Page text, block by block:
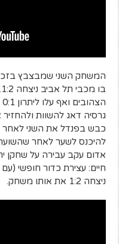
גרסיה דאג להשוות
כבש בפנדל את השני לאחר
להיכנס לשער לאחר
אדום עקב עבירה על שחקן
חיים: עצירת כדור חופשי
ניצחה 1:2 את אותו משחק.